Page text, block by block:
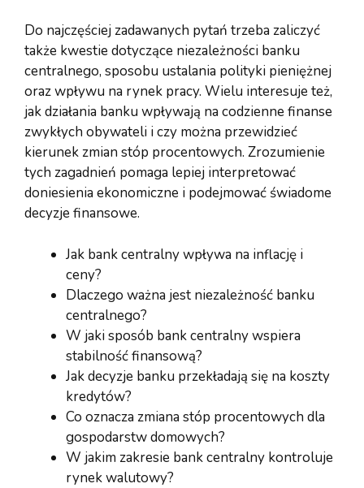
Do najczęściej zadawanych pytań trzeba zaliczyć
także kwestie dotyczące niezależności banku
centralnego, sposobu ustalania polityki pieniężnej
oraz wpływu na rynek pracy. Wielu interesuje też,
jak działania banku wpływają na codzienne finanse
zwykłych obywateli i czy można przewidzieć
kierunek zmian stóp procentowych. Zrozumienie
tych zagadnień pomaga lepiej interpretować
doniesienia ekonomiczne i podejmować świadome
decyzje finansowe.
Jak bank centralny wpływa na inflację i
ceny?
Dlaczego ważna jest niezależność banku
centralnego?
W jaki sposób bank centralny wspiera
stabilność finansową?
Jak decyzje banku przekładają się na koszty
kredytów?
Co oznacza zmiana stóp procentowych dla
gospodarstw domowych?
W jakim zakresie bank centralny kontroluje
rynek walutowy?